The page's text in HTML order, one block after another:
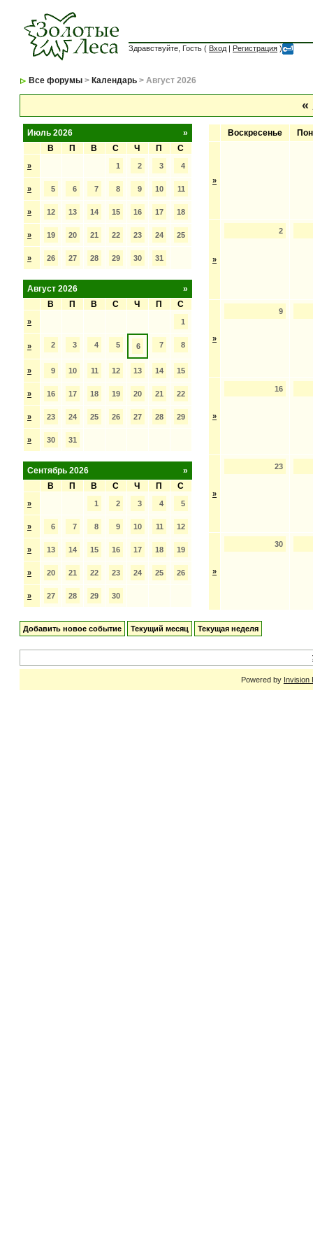
Здравствуйте, Гость ( Вход | Регистрация )
Все форумы > Календарь > Август 2026
«
»
Июль 2026
В
П В С Ч П С
» 1 2 3 4
» 5 6 7 8 9 10 11
» 12 13 14 15 16 17 18
» 19 20 21 22 23 24 25
» 26 27 28 29 30 31
»
Август 2026
В
П В С Ч П С
» 1
» 2 3 4 5 6 7 8
» 9 10 11 12 13 14 15
» 16 17 18 19 20 21 22
» 23 24 25 26 27 28 29
» 30 31
»
Сентябрь 2026
В
П В С Ч П С
» 1 2 3 4 5
» 6 7 8 9 10 11 12
» 13 14 15 16 17 18 19
» 20 21 22 23 24 25 26
» 27 28 29 30
Воскресенье
»
»
2
»
9
»
16
»
23
»
30
Добавить новое событие Текущий месяц Текущая неделя
Powered by Invision